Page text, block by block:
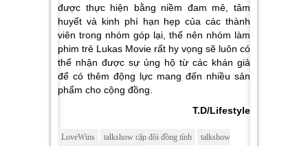
được thực hiện bằng niềm đam mê, tâm
huyết và kinh phí hạn hẹp của các thành
viên trong nhóm góp lại, thế nên nhóm làm
phim trẻ Lukas Movie rất hy vọng sẽ luôn có
thể nhận được sự ủng hộ từ các khán giả
để có thêm động lực mang đến nhiều sản
phẩm cho cộng đồng.
T.D/Lifestyle
LoveWins talkshow cặp đôi đồng tính
talkshow